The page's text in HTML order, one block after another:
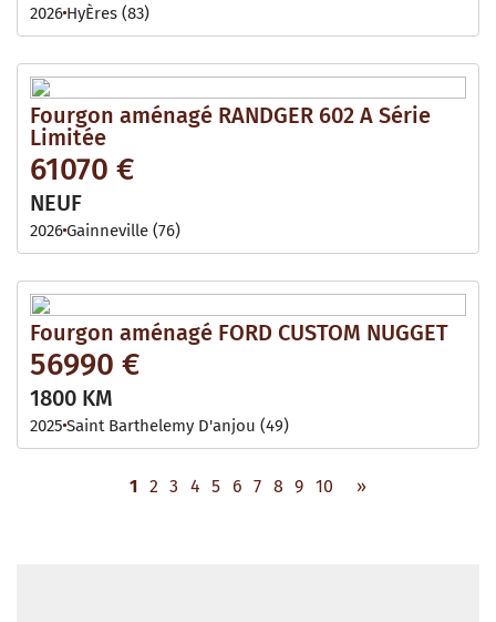
2026 HyÈres (83)
Fourgon aménagé RANDGER 602 A Série
Limitée
61070 €
NEUF
2026Gainneville (76)
Fourgon aménagé FORD CUSTOM NUGGET
56990 €
1800 KM
2025 Saint Barthelemy D'anjou (49)
1 2 3 4 5 6 7 8 9 10 »